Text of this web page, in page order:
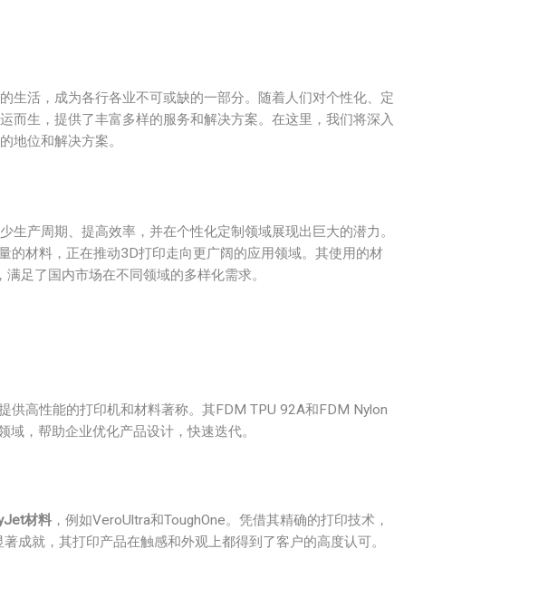
生活，成为各行各业不可或缺的一部分。随着人们对个性化、定
而生，提供了丰富多样的服务和解决方案。在这里，我们将深入
地位和解决方案。
产周期、提高效率，并在个性化定制领域展现出巨大的潜力。
的材料，正在推动3D打印走向更广阔的应用领域。其使用的材
，满足了国内市场在不同领域的多样化需求。
供高性能的打印机和材料著称。其FDM TPU 92A和FDM Nylon
，帮助企业优化产品设计，快速迭代。
材料 ，例如VeroUltra和ToughOne。凭借其精确的打印技术，
成就，其打印产品在触感和外观上都得到了客户的高度认可。